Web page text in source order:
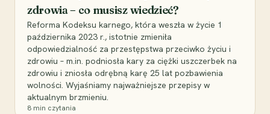
zdrowia – co musisz wiedzieć?
Reforma Kodeksu karnego, która weszła w życie 1
października 2023 r., istotnie zmieniła
odpowiedzialność za przestępstwa przeciwko życiu i
zdrowiu – m.in. podniosła kary za ciężki uszczerbek na
zdrowiu i zniosła odrębną karę 25 lat pozbawienia
wolności. Wyjaśniamy najważniejsze przepisy w
aktualnym brzmieniu.
8 min czytania